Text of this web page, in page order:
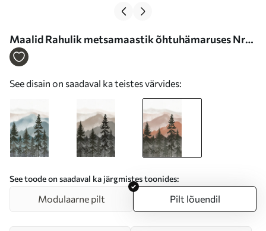
Maalid Rahulik metsamaastik õhtuhämaruses Nr
s37017v2
See disain on saadaval ka teistes värvides:
See toode on saadaval ka järgmistes toonides:
Modulaarne pilt Pilt lõuendil